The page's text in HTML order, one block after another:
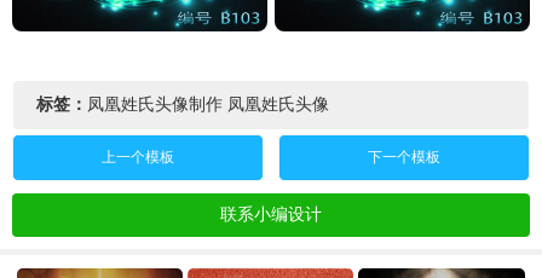
标签： 凤凰姓氏头像制作 凤凰姓氏头像
上一个模板 下一个模板
联系小编设计